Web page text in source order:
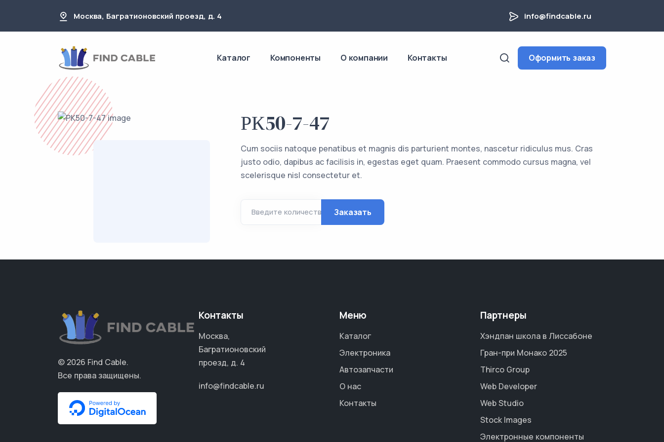
Москва, Багратионовский проезд, д. 4 info@findcable.ru
Каталог Компоненты О компании Контакты Оформить заказ
РК50-7-47
Cum sociis natoque penatibus et magnis dis parturient montes, nascetur ridiculus mus. Cras
justo odio, dapibus ac facilisis in, egestas eget quam. Praesent commodo cursus magna, vel
scelerisque nisl consectetur et.
Введите количество Заказать
© 2026 Find Cable.
Все права защищены.
Контакты
Москва,
Багратионовский
проезд, д. 4
info@findcable.ru
Меню
Каталог
Электроника
Автозапчасти
О нас
Контакты
Партнеры
Хэндпан школа в Лиссабоне
Гран-при Монако 2025
Thirco Group
Web Developer
Web Studio
Stock Images
Электронные компоненты